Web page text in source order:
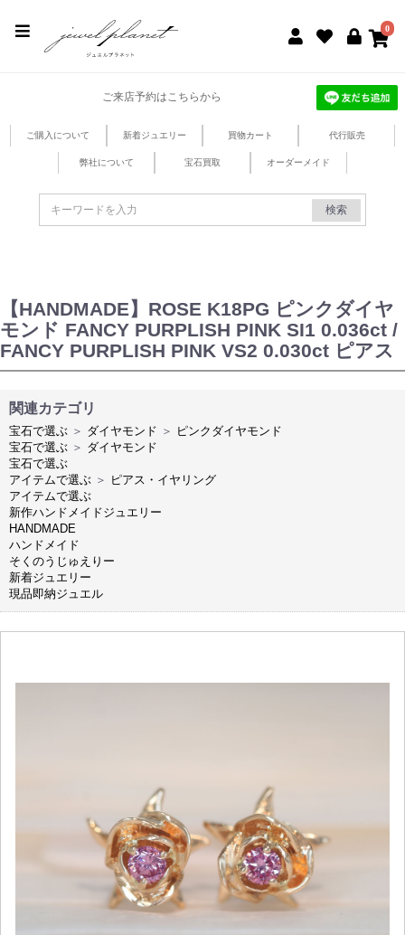
0
ご来店予約はこちらから
ご購入について 新着ジュエリー 買物カート 代行販売
弊社について 宝石買取 オーダーメイド
検索
【HANDMADE】ROSE K18PG ピンクダイヤ
モンド FANCY PURPLISH PINK SI1 0.036ct /
FANCY PURPLISH PINK VS2 0.030ct ピアス
関連カテゴリ
宝石で選ぶ ＞ ダイヤモンド ＞ ピンクダイヤモンド
宝石で選ぶ ＞ ダイヤモンド
宝石で選ぶ
アイテムで選ぶ ＞ ピアス・イヤリング
アイテムで選ぶ
新作ハンドメイドジュエリー
HANDMADE
ハンドメイド
そくのうじゅえりー
新着ジュエリー
現品即納ジュエル